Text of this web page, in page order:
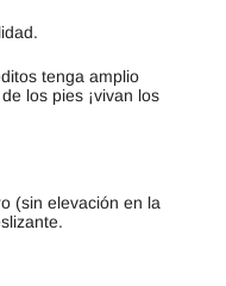
tenga amplio
los pies ¡vivan los
(sin elevación en la